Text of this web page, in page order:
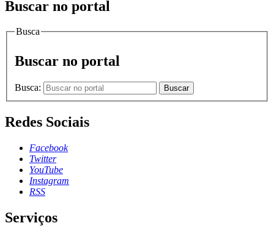
Buscar no portal
Busca
Buscar no portal
Busca: Buscar
Redes Sociais
Facebook
Twitter
YouTube
Instagram
RSS
Serviços